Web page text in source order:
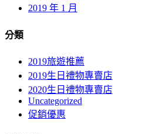
2019 年 1 月
分類
2019旅遊推薦
2019生日禮物專賣店
2020生日禮物專賣店
Uncategorized
促銷優惠